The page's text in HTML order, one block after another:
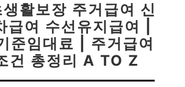
활보장 주거급여 신
급여 수선유지급여 |
준임대료 | 주거급여
건 총정리 A TO Z